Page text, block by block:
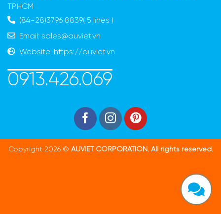
TP.HCM
(84-28)3796 8839( 5 lines )
Email: sales@auviet.vn
Website: https://auviet.vn
0913.426.069
Copyright 2026 © AUVIET CORPORATION. All rights reserved.